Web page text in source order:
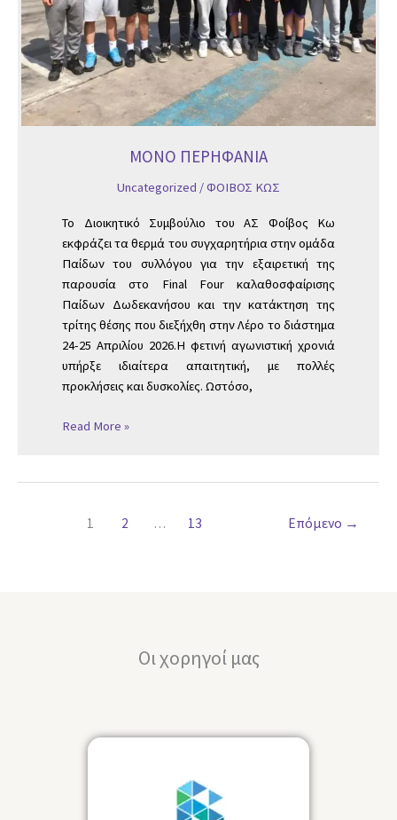
ΜΟΝΟ ΠΕΡΗΦΑΝΙΑ
Uncategorized /ΦΟΙΒΟΣ ΚΩΣ
Το Διοικητικό Συμβούλιο του ΑΣ Φοίβος Κω
εκφράζει τα θερμά του συγχαρητήρια στην ομάδα
Παίδων του συλλόγου για την εξαιρετική της
παρουσία στο Final Four καλαθοσφαίρισης
Παίδων Δωδεκανήσου και την κατάκτηση της
τρίτης θέσης που διεξήχθη στην Λέρο το διάστημα
24-25 Απριλίου 2026.Η φετινή αγωνιστική χρονιά
υπήρξε ιδιαίτερα απαιτητική, με πολλές
προκλήσεις και δυσκολίες. Ωστόσο,
Read More »
1 2 … 13 Επόμενο →
Οι χορηγοί μας